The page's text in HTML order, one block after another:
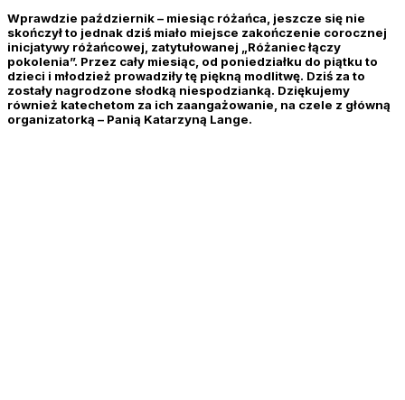
Wprawdzie październik – miesiąc różańca, jeszcze się nie
skończył to jednak dziś miało miejsce zakończenie corocznej
inicjatywy różańcowej, zatytułowanej „Różaniec łączy
pokolenia”. Przez cały miesiąc, od poniedziałku do piątku to
dzieci i młodzież prowadziły tę piękną modlitwę. Dziś za to
zostały nagrodzone słodką niespodzianką. Dziękujemy
również katechetom za ich zaangażowanie, na czele z główną
organizatorką – Panią Katarzyną Lange.